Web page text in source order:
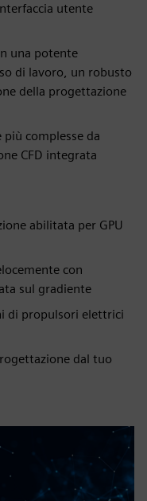
utente
una potente
di lavoro, un robusto
della progettazione
complesse da
CFD integrata
abilitata per GPU
con
sul gradiente
di propulsori elettrici
dal tuo